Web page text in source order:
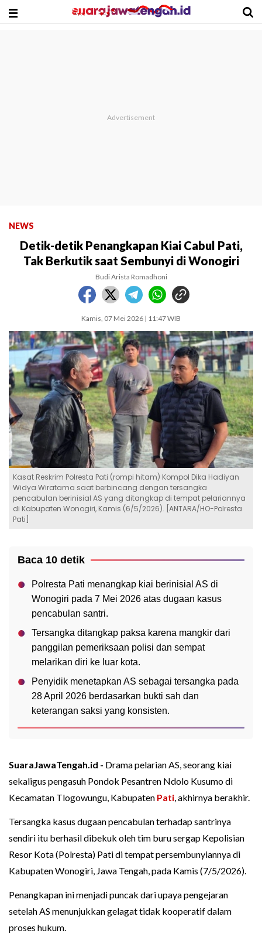
NEWS
Detik-detik Penangkapan Kiai Cabul Pati,
Tak Berkutik saat Sembunyi di Wonogiri
Budi Arista Romadhoni
Kamis, 07 Mei 2026 | 11:47 WIB
Kasat Reskrim Polresta Pati (rompi hitam) Kompol Dika Hadiyan
Widya Wiratama saat berbincang dengan tersangka
pencabulan berinisial AS yang ditangkap di tempat pelariannya
di Kabupaten Wonogiri, Kamis (6/5/2026). [ANTARA/HO-Polresta
Pati]
Baca 10 detik
Polresta Pati menangkap kiai berinisial AS di
Wonogiri pada 7 Mei 2026 atas dugaan kasus
pencabulan santri.
Tersangka ditangkap paksa karena mangkir dari
panggilan pemeriksaan polisi dan sempat
melarikan diri ke luar kota.
Penyidik menetapkan AS sebagai tersangka pada
28 April 2026 berdasarkan bukti sah dan
keterangan saksi yang konsisten.
SuaraJawaTengah.id - Drama pelarian AS, seorang kiai
sekaligus pengasuh Pondok Pesantren Ndolo Kusumo di
Kecamatan Tlogowungu, Kabupaten Pati, akhirnya berakhir.
Tersangka kasus dugaan pencabulan terhadap santrinya
sendiri itu berhasil dibekuk oleh tim buru sergap Kepolisian
Resor Kota (Polresta) Pati di tempat persembunyiannya di
Kabupaten Wonogiri, Jawa Tengah, pada Kamis (7/5/2026).
Penangkapan ini menjadi puncak dari upaya pengejaran
setelah AS menunjukkan gelagat tidak kooperatif dalam
proses hukum.